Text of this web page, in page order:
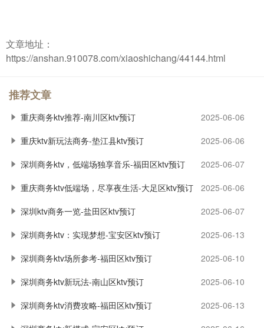
文章地址：
https://anshan.910078.com/xiaoshichang/44144.html
推荐文章
重庆商务ktv推荐-南川区ktv预订
2025-06-06
重庆ktv新玩法商务-垫江县ktv预订
2025-06-06
深圳商务ktv，低端场独享音乐-福田区ktv预订
2025-06-07
重庆商务ktv低端场，尽享夜生活-大足区ktv预订
2025-06-06
深圳ktv商务一览-盐田区ktv预订
2025-06-07
深圳商务ktv：实现梦想-宝安区ktv预订
2025-06-13
深圳商务ktv场所参考-福田区ktv预订
2025-06-10
深圳商务ktv新玩法-南山区ktv预订
2025-06-10
深圳商务ktv消费攻略-福田区ktv预订
2025-06-13